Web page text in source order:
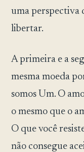
uma perspectiva
libertar.
A primeira e a
mesma moeda
somos Um. O
o mesmo que o
O que você
não consegue